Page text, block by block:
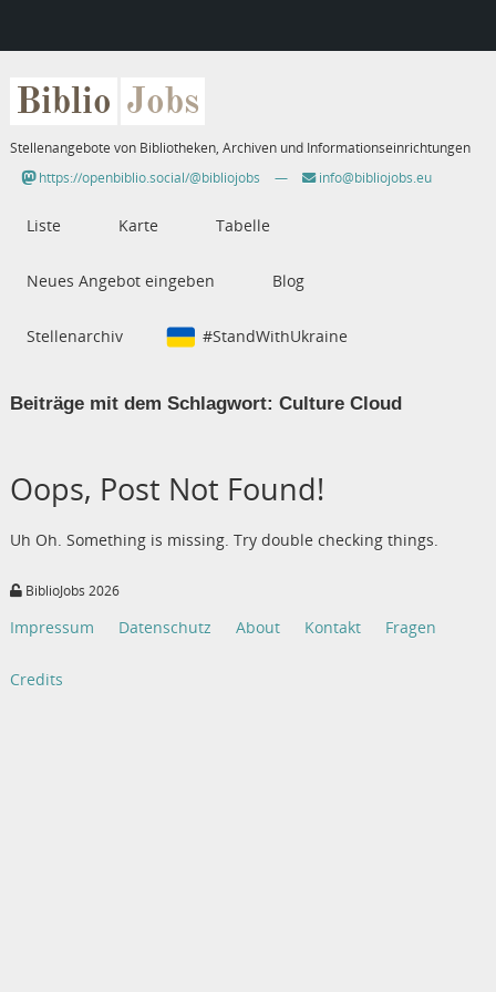
Biblio Jobs
Stellenangebote von Bibliotheken, Archiven und Informationseinrichtungen
https://openbiblio.social/@bibliojobs
— info@bibliojobs.eu
Liste Karte Tabelle
Neues Angebot eingeben Blog
Stellenarchiv #StandWithUkraine
Beiträge mit dem Schlagwort: Culture Cloud
Oops, Post Not Found!
Uh Oh. Something is missing. Try double checking things.
BiblioJobs 2026
Impressum Datenschutz About Kontakt Fragen
Credits